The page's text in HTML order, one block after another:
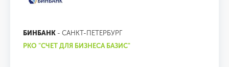
БИНБАНК - САНКТ-ПЕТЕРБУРГ
РКО "СЧЕТ ДЛЯ БИЗНЕСА БАЗИС"